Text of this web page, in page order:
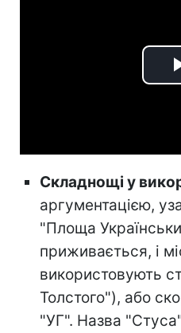
Складнощі у
аргументацією,
"Площа
приживається, і
використовують
Толстого"), або
"УГ". Назва